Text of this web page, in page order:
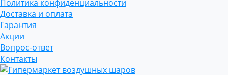
Политика конфиденциальности
Доставка и оплата
Гарантия
Акции
Вопрос-ответ
Контакты